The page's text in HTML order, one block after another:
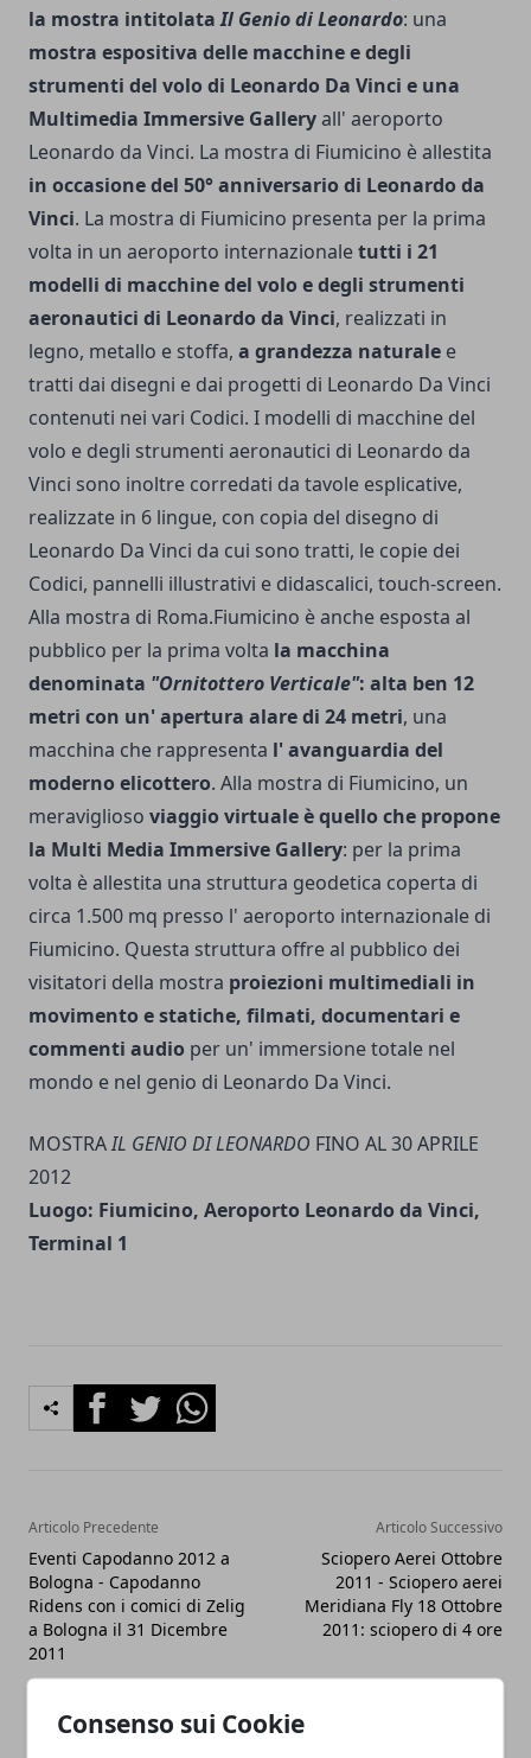
Consenso sui Cookie
la mostra intitolataIl Genio di Leonardo: una
mostra espositiva delle macchine e degli
strumenti del volo di Leonardo Da Vinci e una
Multimedia Immersive Galleryall' aeroporto
Leonardo da Vinci. La mostra di Fiumicino è allestita
in occasione del 50° anniversario di Leonardo da
Vinci. La mostra di Fiumicino presenta per la prima
volta in un aeroporto internazionaletutti i 21
modelli di macchine del volo e degli strumenti
aeronautici di Leonardo da Vinci, realizzati in
legno, metallo e stoffa, a grandezza naturale e
tratti dai disegni e dai progetti di Leonardo Da Vinci
contenuti nei vari Codici. I modelli di macchine del
volo e degli strumenti aeronautici di Leonardo da
Vinci sono inoltre corredati da tavole esplicative,
realizzate in 6 lingue, con copia del disegno di
Leonardo Da Vinci da cui sono tratti, le copie dei
Codici, pannelli illustrativi e didascalici, touch-screen.
Alla mostra di Roma.Fiumicino è anche esposta al
pubblico per la prima volta la macchina
denominata "Ornitottero Verticale": alta ben 12
metri con un' apertura alare di 24 metri, una
macchina che rappresenta l' avanguardia del
moderno elicottero. Alla mostra di Fiumicino, un
meraviglioso viaggio virtuale è quello che propone
la Multi Media Immersive Gallery: per la prima
volta è allestita una struttura geodetica coperta di
circa 1.500 mq presso l' aeroporto internazionale di
Fiumicino. Questa struttura offre al pubblico dei
visitatori della mostra proiezioni multimediali in
movimento e statiche, filmati, documentari e
commenti audio per un' immersione totale nel
mondo e nel genio di Leonardo Da Vinci.
MOSTRAIL GENIO DI LEONARDO FINO AL 30 APRILE
2012
Luogo: Fiumicino, Aeroporto Leonardo da Vinci,
Terminal 1
FacebookTwitterWhatsapp
Articolo Precedente
Eventi Capodanno 2012 a
Bologna - Capodanno
Ridens con i comici di Zelig
a Bologna il 31 Dicembre
2011
Articolo Successivo
Sciopero Aerei Ottobre
2011 - Sciopero aerei
Meridiana Fly 18 Ottobre
2011: sciopero di 4 ore